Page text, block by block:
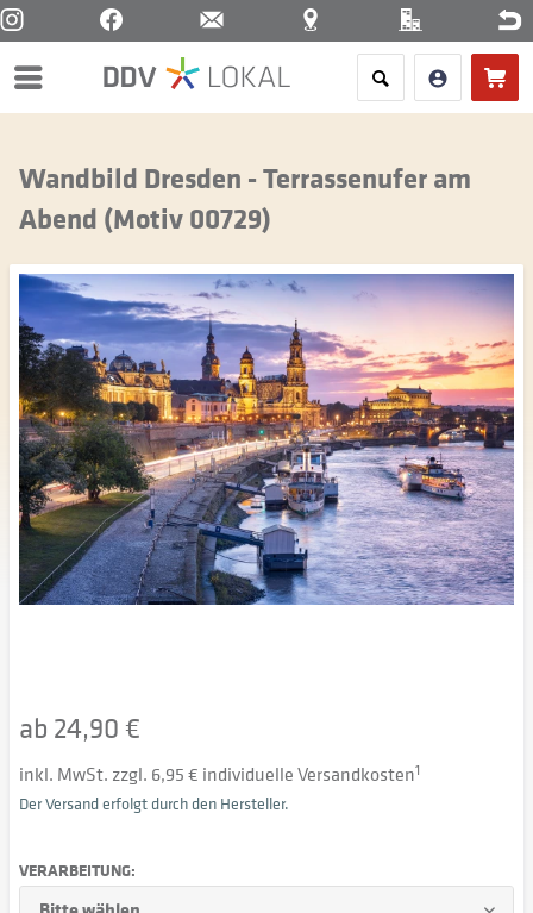
Menü
Wandbild Dresden - Terrassenufer am
Abend (Motiv 00729)
ab 24,90 €
inkl. MwSt. zzgl. 6,95 € individuelle Versandkosten1
Der Versand erfolgt durch den Hersteller.
VERARBEITUNG: